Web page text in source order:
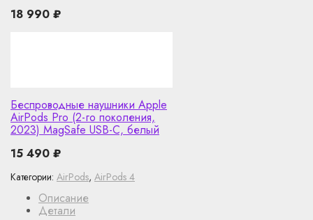
Описание
Детали
Категории: AirPods, AirPods 4
18 990 ₽
Беспроводные наушники Apple
AirPods Pro (2-го поколения,
2023) MagSafe USB-C, белый
15 490 ₽